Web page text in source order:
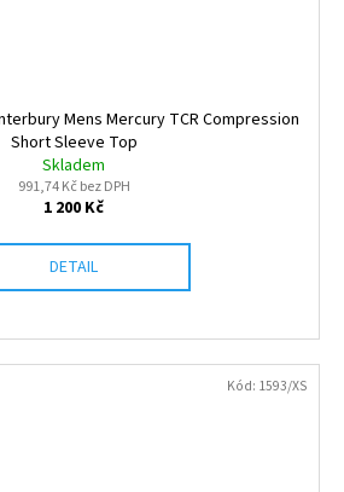
Mens Mercury TCR Compression
Short Sleeve Top
Skladem
991,74 Kč bez DPH
1 200 Kč
DETAIL
Kód: 1593/XS